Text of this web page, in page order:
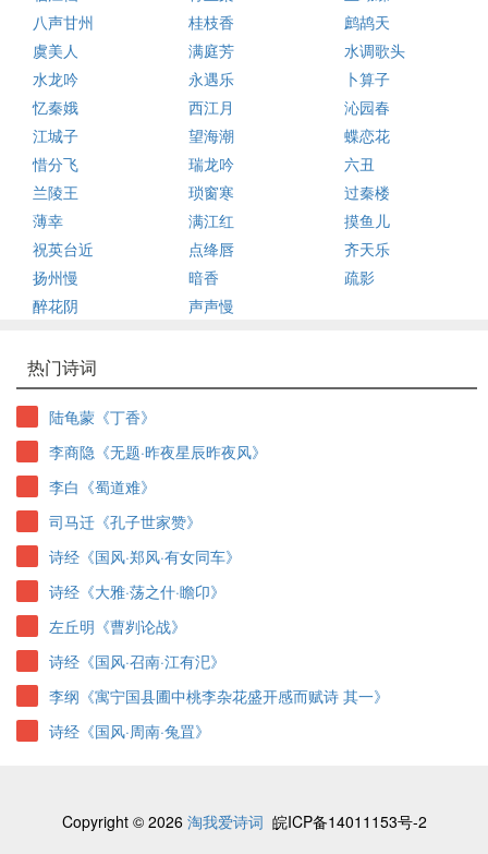
八声甘州
桂枝香
鹧鸪天
虞美人
满庭芳
水调歌头
水龙吟
永遇乐
卜算子
忆秦娥
西江月
沁园春
江城子
望海潮
蝶恋花
惜分飞
瑞龙吟
六丑
兰陵王
琐窗寒
过秦楼
薄幸
满江红
摸鱼儿
祝英台近
点绛唇
齐天乐
扬州慢
暗香
疏影
醉花阴
声声慢
热门诗词
陆龟蒙《丁香》
李商隐《无题·昨夜星辰昨夜风》
李白《蜀道难》
司马迁《孔子世家赞》
诗经《国风·郑风·有女同车》
诗经《大雅·荡之什·瞻卬》
左丘明《曹刿论战》
诗经《国风·召南·江有汜》
李纲《寓宁国县圃中桃李杂花盛开感而赋诗 其一》
诗经《国风·周南·兔罝》
Copyright © 2026 淘我爱诗词 皖ICP备14011153号-2